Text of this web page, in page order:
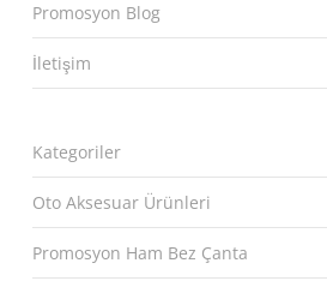
Promosyon Blog
İletişim
Kategoriler
Oto Aksesuar Ürünleri
Promosyon Ham Bez Çanta